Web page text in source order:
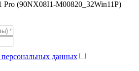
Pro (90NX08I1-M00820_32Win11P)
персональных данных